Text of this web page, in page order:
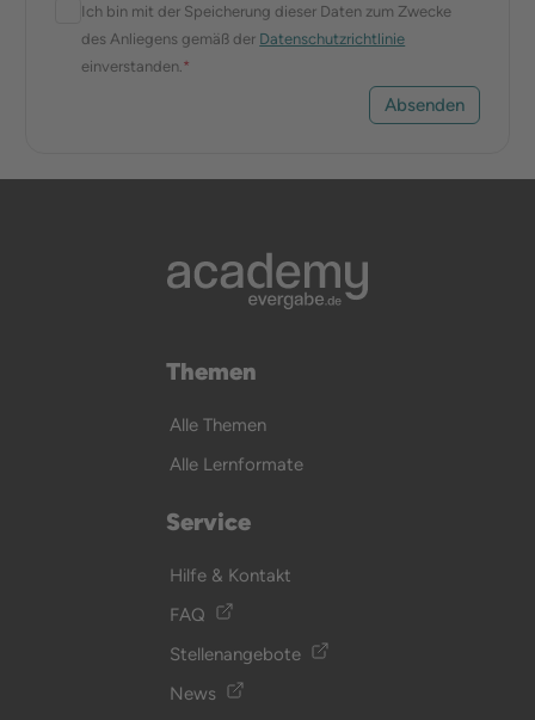
Ich bin mit der Speicherung dieser Daten zum Zwecke
des Anliegens gemäß der Datenschutzrichtlinie
einverstanden. *
Absenden
Themen
Alle Themen
Alle Lernformate
Service
Hilfe & Kontakt
FAQ
Stellenangebote
News